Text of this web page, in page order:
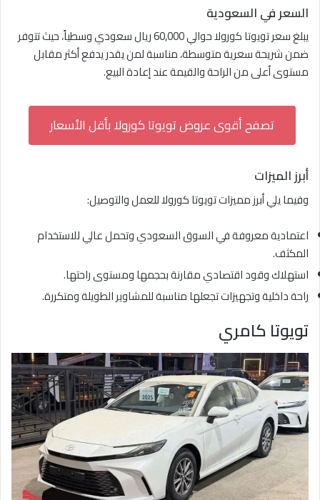
السعر في السعودية
يبلغ سعر تويوتا كورولا حوالي 60,000 ريال سعودي وسطياً، حيث تتوفر
ضمن شريحة سعرية متوسطة، مناسبة لمن يقدر يدفع أكثر مقابل
مستوى أعلى من الراحة والقيمة عند إعادة البيع.
تصفح أقوى عروض تويوتا كورولا بأقل الأسعار
أبرز الميزات
وفيما يلي أبرز مميزات تويوتا كورولا للعمل والتوصيل:
اعتمادية معروفة في السوق السعودي وتحمل عالي للاستخدام
المكثف.
استهلاك وقود اقتصادي مقارنة بحجمها ومستوى راحتها.
راحة داخلية وتجهيزات تجعلها مناسبة للمشاوير الطويلة ومتكررة.
تويوتا كامري